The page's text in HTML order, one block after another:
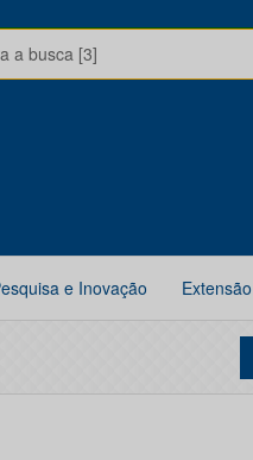
a busca [3]
e Inovação Extensão